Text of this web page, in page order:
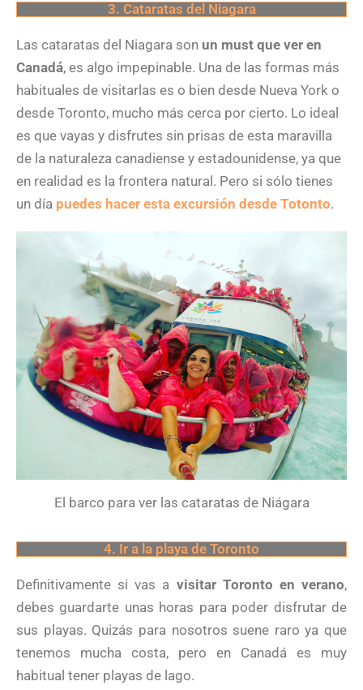
3. Cataratas del Niagara
Las cataratas del Niagara son un must que ver en
Canadá, es algo impepinable. Una de las formas más
habituales de visitarlas es o bien desde Nueva York o
desde Toronto, mucho más cerca por cierto. Lo ideal
es que vayas y disfrutes sin prisas de esta maravilla
de la naturaleza canadiense y estadounidense, ya que
en realidad es la frontera natural. Pero si sólo tienes
un día puedes hacer esta excursión desde Totonto.
El barco para ver las cataratas de Niágara
4. Ir a la playa de Toronto
Definitivamente si vas a visitar Toronto en verano,
debes guardarte unas horas para poder disfrutar de
sus playas. Quizás para nosotros suene raro ya que
tenemos mucha costa, pero en Canadá es muy
habitual tener playas de lago.